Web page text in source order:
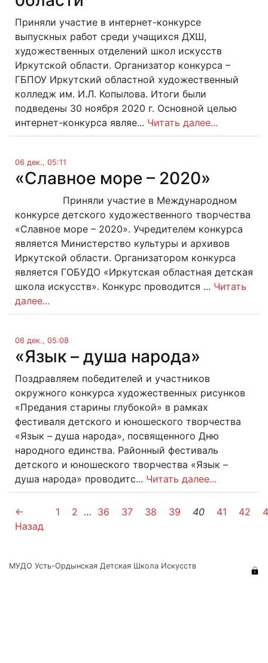
Приняли участие в интернет-конкурсе
выпускных работ среди учащихся ДХШ,
художественных отделений школ искусств
Иркутской области. Организатор конкурса –
ГБПОУ Иркутский областной художественный
колледж им. И.Л. Копылова. Итоги были
подведены 30 ноября 2020 г. Основной целью
интернет-конкурса являе... Читать далее...
06 дек., 05:11
«Славное море – 2020»
Приняли участие в Международном
конкурсе детского художественного творчества
«Славное море – 2020». Учредителем конкурса
является Министерство культуры и архивов
Иркутской области. Организатором конкурса
является ГОБУДО «Иркутская областная детская
школа искусств». Конкурс проводится ... Читать
далее...
06 дек., 05:08
«Язык – душа народа»
Поздравляем победителей и участников
окружного конкурса художественных рисунков
«Предания старины глубокой» в рамках
фестиваля детского и юношеского творчества
«Язык – душа народа», посвященного Дню
народного единства. Районный фестиваль
детского и юношеского творчества «Язык –
душа народа» проводитс... Читать далее...
←
Назад
1 2 … 36 37 38 39 40 41 42
МУДО Усть-Ордынская Детская Школа Искусств